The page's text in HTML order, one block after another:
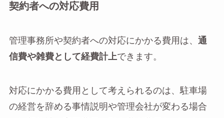
契約者への対応費用
管理事務所や契約者への対応にかかる費用は、 通
信費や雑費として経費計上できます。
対応にかかる費用として考えられるのは、駐車場
の経営を辞める事情説明や管理会社が変わる場合